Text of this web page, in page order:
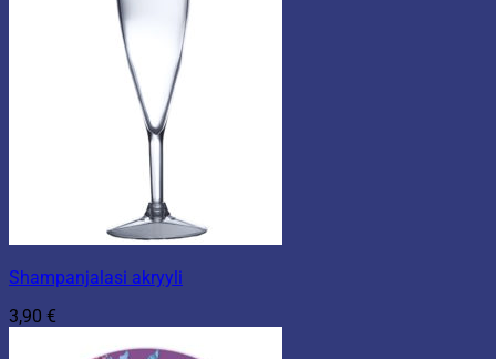
Shampanjalasi akryyli
3,90 €